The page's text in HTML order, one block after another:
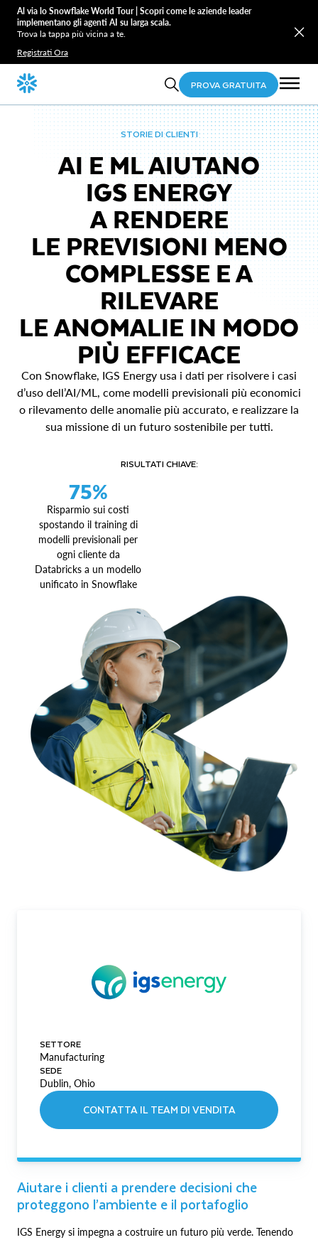
Al via lo Snowflake World Tour | Scopri come le aziende leader
implementano gli agenti AI su larga scala.
Trova la tappa più vicina a te.
Registrati Ora
PROVA GRATUITA
STORIE DI CLIENTI
AI E ML AIUTANO
IGS ENERGY
A RENDERE
LE PREVISIONI MENO
COMPLESSE E A
RILEVARE
LE ANOMALIE IN MODO
PIÙ EFFICACE
Con Snowflake, IGS Energy usa i dati per risolvere i casi
d’uso dell’AI/ML, come modelli previsionali più economici
o rilevamento delle anomalie più accurato, e realizzare la
sua missione di un futuro sostenibile per tutti.
RISULTATI CHIAVE:
75%
Risparmio sui costi
spostando il training di
modelli previsionali per
ogni cliente da
Databricks a un modello
unificato in Snowflake
SETTORE
Manufacturing
SEDE
Dublin, Ohio
CONTATTA IL TEAM DI VENDITA
Aiutare i clienti a prendere decisioni che
proteggono l’ambiente e il portafoglio
IGS Energy si impegna a costruire un futuro più verde. Tenendo